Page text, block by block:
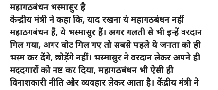
महागठबंधन भस्मासुर है
केन्द्रीय मंत्री ने कहा कि, याद रखना ये महागठबंधन नहीं
महाठगबंधन हैं, ये भस्मासुर हैं। अगर गलती से भी इन्हें वरदान
मिल गया, अगर वोट मिल गए तो सबसे पहले ये जनता को ही
भस्म कर देंगे, छोड़ेंगे नहीं। भस्मासुर ने वरदान लेकर अपने ही
मददगारों को नष्ट कर दिया, महागठबंधन भी ऐसी ही
विनाशकारी नीति और व्यवहार लेकर आता है। केंद्रीय मंत्री ने